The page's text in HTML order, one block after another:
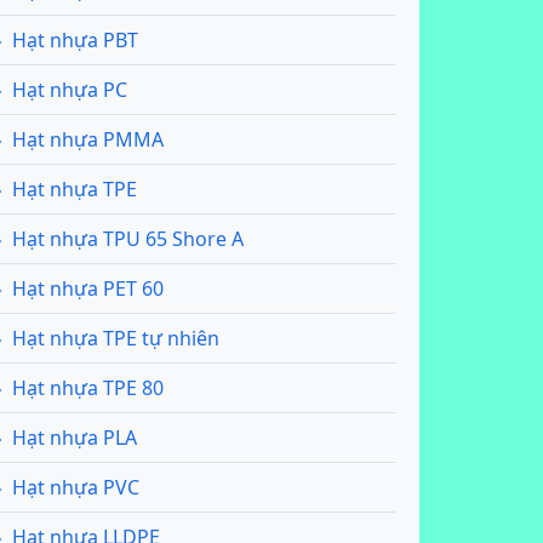
Hạt nhựa PBT
Hạt nhựa PC
Hạt nhựa PMMA
Hạt nhựa TPE
Hạt nhựa TPU 65 Shore A
Hạt nhựa PET 60
Hạt nhựa TPE tự nhiên
Hạt nhựa TPE 80
Hạt nhựa PLA
Hạt nhựa PVC
Hạt nhựa LLDPE